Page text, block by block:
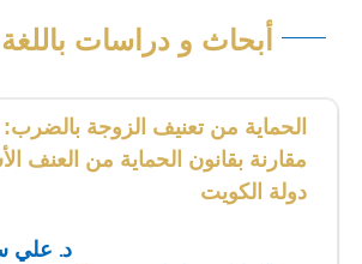
أبحاث و دراسات باللغة
الحماية من تعنيف الزوجة
مقارنة بقانون الحماية من العنف
دولة الكويت
د. علي